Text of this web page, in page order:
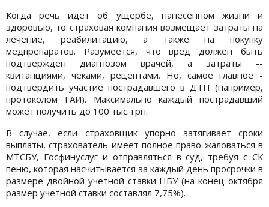
Когда речь идет об ущербе, нанесенном жизни и
здоровью, то страховая компания возмещает затраты на
лечение, реабилитацию, а также на покупку
медпрепаратов. Разумеется, что вред должен быть
подтвержден диагнозом врачей, а затраты --
квитанциями, чеками, рецептами. Но, самое главное -
подтвердить участие пострадавшего в ДТП (например,
протоколом ГАИ). Максимально каждый пострадавший
может получить до 100 тыс. грн.
В случае, если страховщик упорно затягивает сроки
выплаты, страхователь имеет полное право жаловаться в
МТСБУ, Госфинуслуг и отправляться в суд, требуя с СК
пеню, которая насчитывается за каждый день просрочки в
размере двойной учетной ставки НБУ (на конец октября
размер учетной ставки составлял 7,75%).